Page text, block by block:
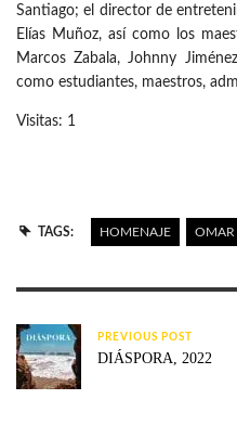
Santiago; el director de
Elías Muñoz, así como los
Marcos Zabala, Johnny
como estudiantes, maestros,
Visitas: 1
TAGS: HOMENAJE OMAR
PREVIOUS POST
DIÁSPORA, 2022